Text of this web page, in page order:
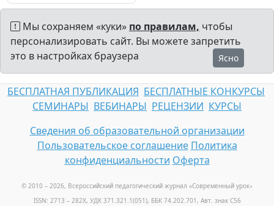
Мы сохраняем «куки» по правилам, чтобы
персонализировать сайт. Вы можете запретить
это в настройках браузера
Ясно
БЕСПЛАТНАЯ ПУБЛИКАЦИЯ БЕСПЛАТНЫЕ КОНКУРСЫ
СЕМИНАРЫ ВЕБИНАРЫ РЕЦЕНЗИИ КУРСЫ
Сведения об образовательной организации
Пользовательское соглашение Политика
конфиденциальности Оферта
© 2010 – 2026, Всероссийский педагогический журнал «Современный урок»
ISSN: 2713 – 282X, УДК 371.321.1(051), ББК 74.202.701, Авт. знак С56